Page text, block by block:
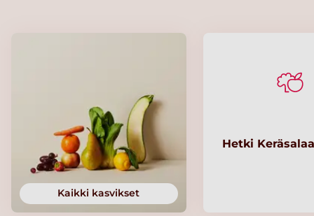
Kaikki kasvikset
Hetki